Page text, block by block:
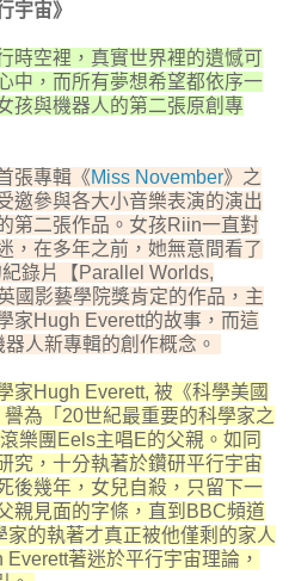
宇宙》
時空裡，真實世界裡的遺憾可
中，而所有夢想希望都依序一
孩與機器人的第二張原創專
張專輯《Miss November》之
邀參與各大小音樂表演的演出
第二張作品。女孩Riin一直對
，在多年之前，她無意間看了
錄片【Parallel Worlds,
國影藝學院獎肯定的作品，主
家Hugh Everett的故事，而這
人新專輯的創作概念。
家Hugh Everett, 被《科學美國
為「20世紀最重要的科學家之
樂團Eels主唱E的父親。如同
究，十分執著於鑽研平行宇宙
後幾年，女兒自殺，只留下一
親見面的字條，直到BBC頻道
的執著才真正被他僅剩的家人
著迷於平行宇宙理論，